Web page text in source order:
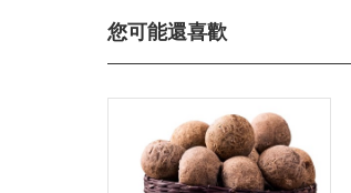
您可能還喜歡